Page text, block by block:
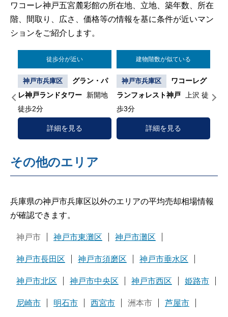
ワコーレ神戸五宮麓彩館の所在地、立地、築年数、所在
階、間取り、広さ、価格等の情報を基に条件が近いマン
ションをご紹介します。
徒歩分が近い
神戸市兵庫区
グラン・パ
レ神戸ランドタワー
新開地
徒歩2分
詳細を見る
建物階数が似ている
神戸市兵庫区
ワコーレグ
ランフォレスト神戸
上沢 徒
歩3分
詳細を見る
２
その他のエリア
兵庫県の神戸市兵庫区以外のエリアの平均売却相場情報
が確認できます。
神戸市 神戸市東灘区 神戸市灘区
神戸市長田区 神戸市須磨区 神戸市垂水区
神戸市北区 神戸市中央区 神戸市西区 姫路市
尼崎市 明石市 西宮市 洲本市 芦屋市